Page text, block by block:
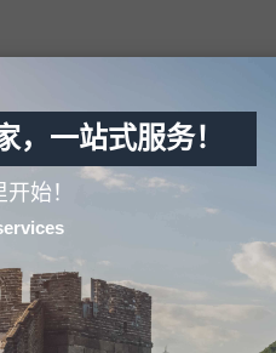
、2.在线付款购买服务、
，一站式服务！
始！